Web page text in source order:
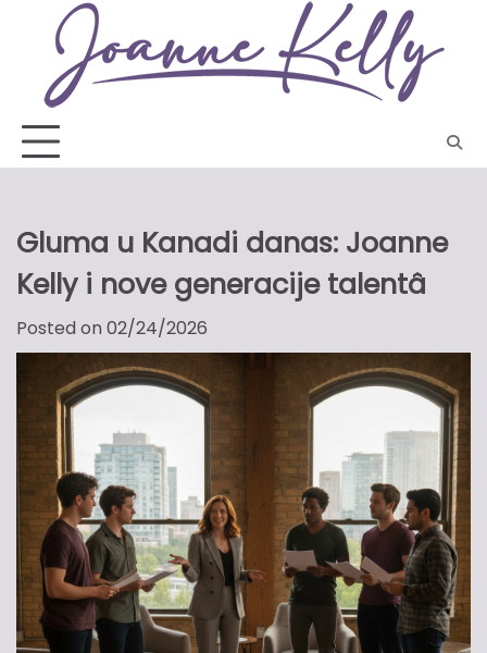
content
Gluma u Kanadi danas: Joanne
Kelly i nove generacije talentâ
Posted on 02/24/2026